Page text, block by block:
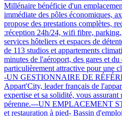
Millénaire bénéficie d'un
immédiate des pôles économiques,
propose des prestations complètes,
:réception 24h/24, wifi fibre, parking,
services hôteliers et espaces de
de 113 studios et appartements
minutes de l'aéroport, des gares et
particulièrement attractive pour une
-UN GESTIONNAIRE DE
Appart'City, leader français de
expertise et sa solidité, vous
pérenne.---UN EMPLACEMENT
et restauration à pied- Bassin